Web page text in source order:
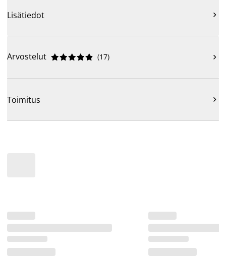
Lisätiedot 
Arvostelut 




 (17) 
Toimitus 